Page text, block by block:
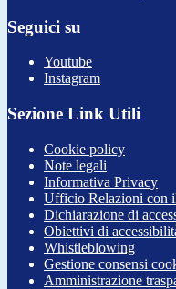
Seguici su
Youtube
Instagram
Sezione Link Utili
Cookie policy
Note legali
Informativa Privacy
Ufficio Relazioni con
Dichiarazione di
Obiettivi di
Whistleblowing
Gestione consensi
Amministrazione